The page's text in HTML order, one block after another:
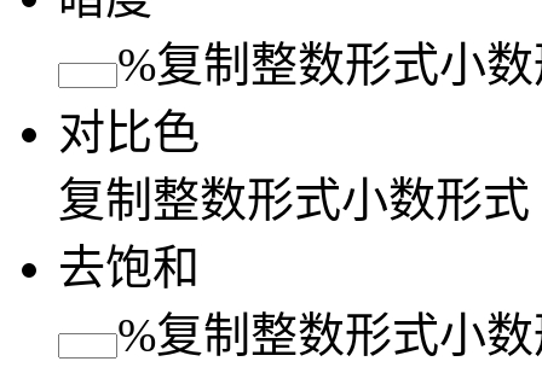
%复制 整数形式小
对比色
复制 整数形式小数形式
去饱和
%复制 整数形式小